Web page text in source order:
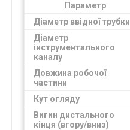
Параметр
Діаметр ввідної трубки
Діаметр
інструментального
каналу
Довжина робочої
частини
Кут огляду
Вигин дистального
кінця (вгору/вниз)